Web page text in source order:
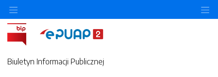
Biuletyn Informacji Publicznej